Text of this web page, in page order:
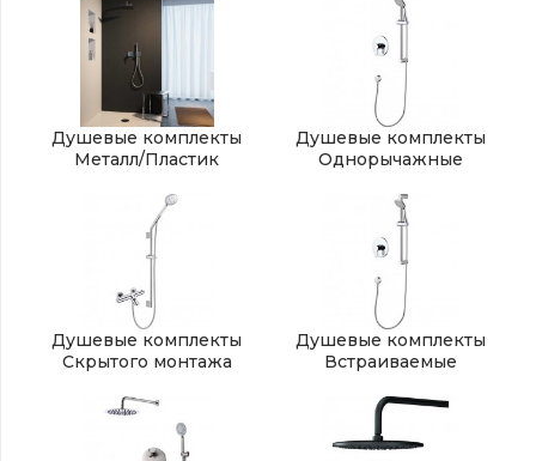
Душевые комплекты
Металл/Пластик
Душевые комплекты
Однорычажные
Душевые комплекты
Скрытого монтажа
Душевые комплекты
Встраиваемые